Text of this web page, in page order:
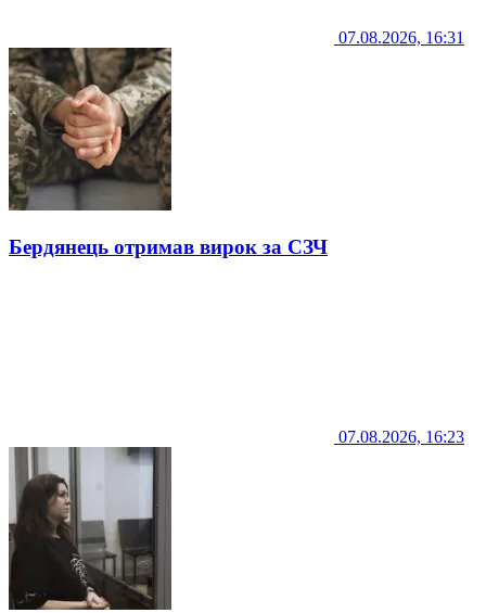
07.08.2026, 16:31
Бердянець отримав вирок за СЗЧ
07.08.2026, 16:23